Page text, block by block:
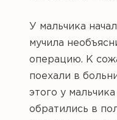
У мальчика
мучила
операцию. К
поехали в
этого у
обратились в